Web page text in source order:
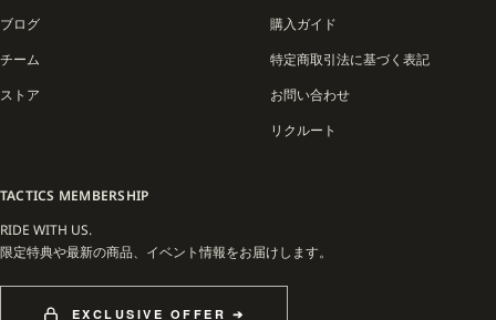
ブログ
チーム
ストア
購入ガイド
特定商取引法に基づく表記
お問い合わせ
リクルート
TACTICS MEMBERSHIP
RIDE WITH US.
限定特典や最新の商品、イベント情報をお届けします。
EXCLUSIVE OFFER ➔